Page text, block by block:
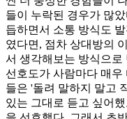
들이 누락된 경우가 많
듭하면서 소통 방식도
였다면, 점차 상대방의
서 생각해보는 방식으
선호도가 사람마다 매
들은 '돌려 말하지 말고
있는 그대로 듣고 싶어